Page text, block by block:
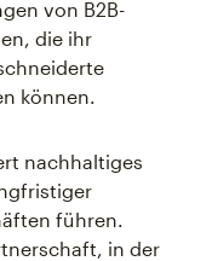
von B2B-
die ihr
können.
nachhaltiges
führen.
in der